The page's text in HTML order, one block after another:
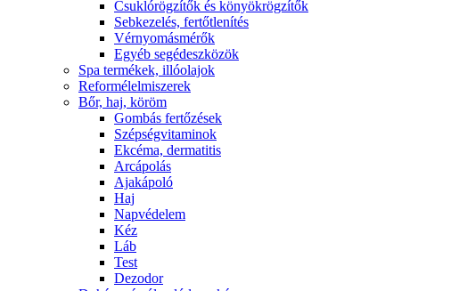
Csuklórögzítők és könyökrögzítők
Sebkezelés, fertőtlenítés
Vérnyomásmérők
Egyéb segédeszközök
Spa termékek, illóolajok
Reformélelmiszerek
Bőr, haj, köröm
Gombás fertőzések
Szépségvitaminok
Ekcéma, dermatitis
Arcápolás
Ajakápoló
Haj
Napvédelem
Kéz
Láb
Test
Dezodor